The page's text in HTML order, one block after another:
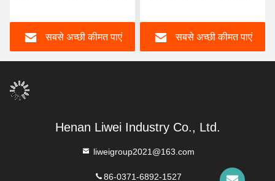
किया गया, जो तरल परिवहन
प्रणालियों में सीलिंग और
लचीलापन सुनिश्चित करता है
सबसे अच्छी कीमत पाएं
लंबे समय तक सेवा जीवन OEM
कस्टम समर्थनसबसे अच्छी कीमत पाएं
Henan Liwei Industry Co., Ltd.
liweigroup2021@163.com
86-0371-6892-1527